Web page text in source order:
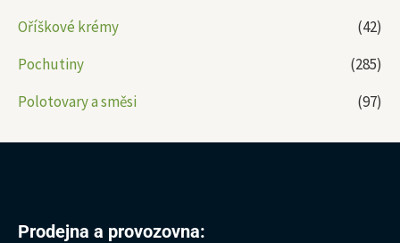
Oříškové krémy
(42)
Pochutiny
(285)
Polotovary a směsi
(97)
Prodejna a provozovna: